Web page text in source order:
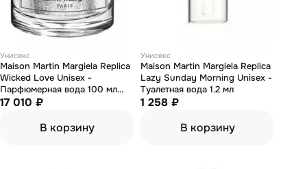
Унисекс
Maison Martin Margiela Replica
Wicked Love Unisex -
Парфюмерная вода 100 мл
(тестер)
17 010 ₽
В корзину
Унисекс
Maison Martin Margiela Replica
Lazy Sunday Morning Unisex -
Туалетная вода 1.2 мл
1 258 ₽
В корзину